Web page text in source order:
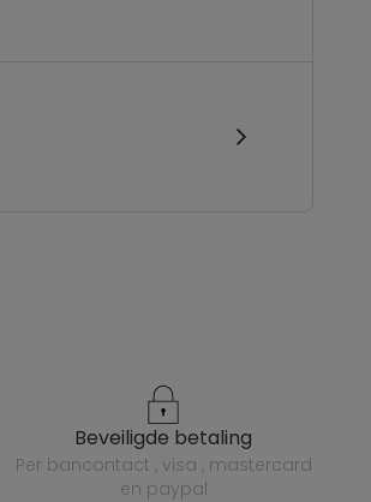
beveiligde betaling
per bancontact , visa , mastercard
en paypal